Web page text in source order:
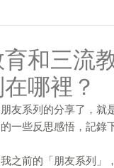
和三流
哪裡？
友系列的分享了，就
一些反思感悟，記錄
之前的「朋友系列」